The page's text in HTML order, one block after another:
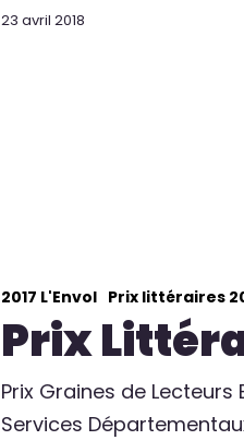
23 avril 2018
2017 L'Envol Prix littéraires
Prix
Prix Graines de
Services